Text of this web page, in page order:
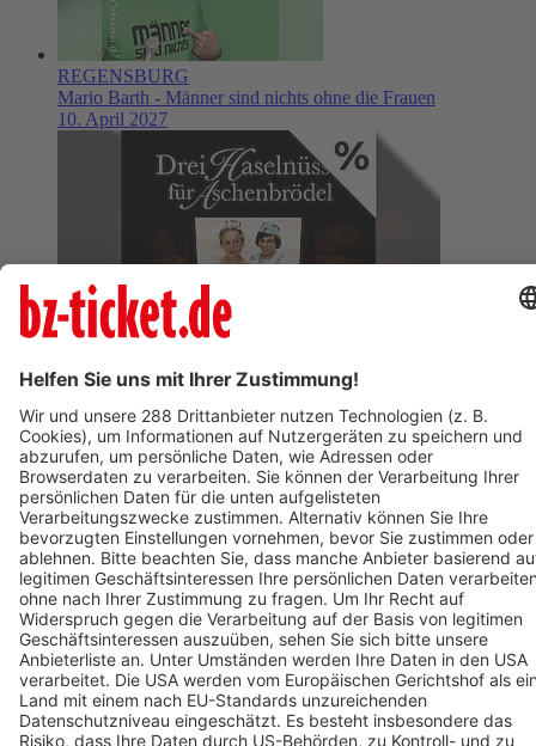
REGENSBURG
Mario Barth - Männer sind nichts ohne die Frauen
10. April 2027
Freiburg im Breisgau
Drei Haselnüsse für Aschenbrödel
06. Dezember 2026
Termin eintragen